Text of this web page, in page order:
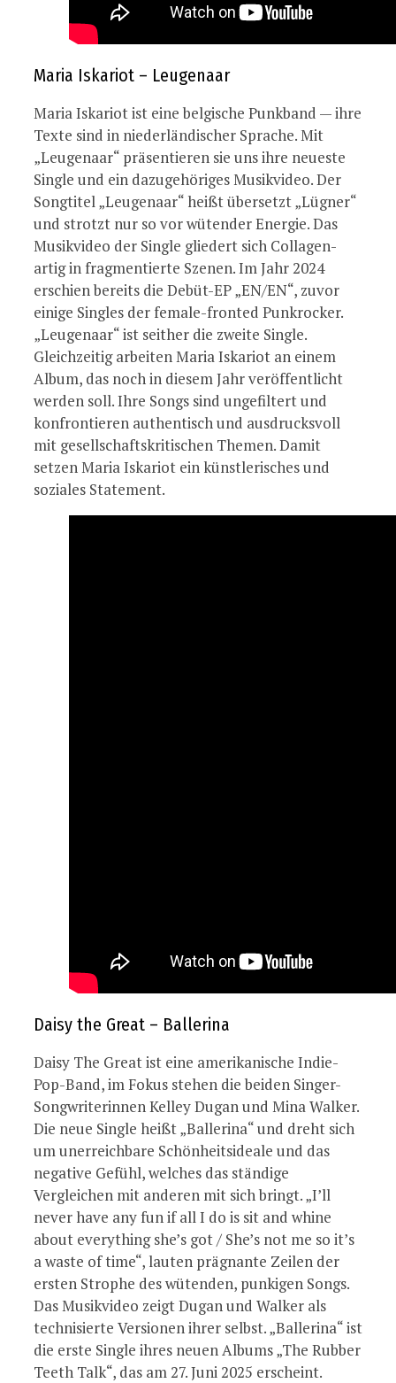
Maria Iskariot – Leugenaar
Maria Iskariot ist eine belgische Punkband — ihre
Texte sind in niederländischer Sprache. Mit
„Leugenaar“ präsentieren sie uns ihre neueste
Single und ein dazugehöriges Musikvideo. Der
Songtitel „Leugenaar“ heißt übersetzt „Lügner“
und strotzt nur so vor wütender Energie. Das
Musikvideo der Single gliedert sich Collagen-
artig in fragmentierte Szenen. Im Jahr 2024
erschien bereits die Debüt-EP „EN/EN“, zuvor
einige Singles der female-fronted Punkrocker.
„Leugenaar“ ist seither die zweite Single.
Gleichzeitig arbeiten Maria Iskariot an einem
Album, das noch in diesem Jahr veröffentlicht
werden soll. Ihre Songs sind ungefiltert und
konfrontieren authentisch und ausdrucksvoll
mit gesellschaftskritischen Themen. Damit
setzen Maria Iskariot ein künstlerisches und
soziales Statement.
Daisy the Great – Ballerina
Daisy The Great ist eine amerikanische Indie-
Pop-Band, im Fokus stehen die beiden Singer-
Songwriterinnen Kelley Dugan und Mina Walker.
Die neue Single heißt „Ballerina“ und dreht sich
um unerreichbare Schönheitsideale und das
negative Gefühl, welches das ständige
Vergleichen mit anderen mit sich bringt. „I’ll
never have any fun if all I do is sit and whine
about everything she’s got / She’s not me so it’s
a waste of time“, lauten prägnante Zeilen der
ersten Strophe des wütenden, punkigen Songs.
Das Musikvideo zeigt Dugan und Walker als
technisierte Versionen ihrer selbst. „Ballerina“ ist
die erste Single ihres neuen Albums „The Rubber
Teeth Talk“, das am 27. Juni 2025 erscheint.